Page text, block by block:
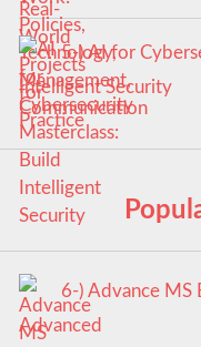
5-) AI for
Intelligent Security
6-) Advance MS
Advanced